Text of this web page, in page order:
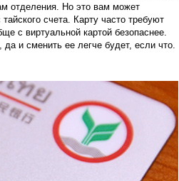
отделения. Но это вам может
счета. Карту часто требуют
с виртуальной картой безопаснее.
и сменить ее легче будет, если что.